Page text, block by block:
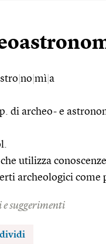
stro no mì a
di archeo- e
utilizza
archeologici
suggerimenti